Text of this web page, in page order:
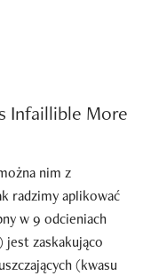
Infaillible More
nim z
radzimy aplikować
w 9 odcieniach
jest zaskakująco
(kwasu